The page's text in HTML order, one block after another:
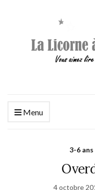
Menu
3-6 ans
4 octobre